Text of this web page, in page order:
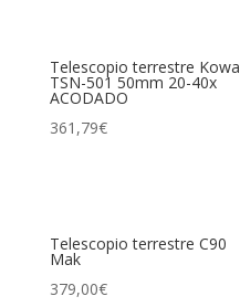
Telescopio terrestre Kowa
TSN-501 50mm 20-40x
ACODADO
361,79€
Telescopio terrestre C90
Mak
379,00€